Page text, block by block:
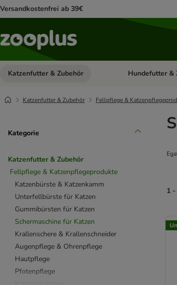
Versandkostenfrei ab 39€
Katzenfutter & Zubehör Kategorie-Menü
Hundefutter &
Katzenfutter & Zubehör Fellpflege &
Kategorie
Katzenfutter & Zubehör
Fellpflege & Katzenpflegeprodukte
Katzenbürste & Katzenkamm
Unterfellbürste für Katzen
Gummibürsten für Katzen
Schermaschine für Katzen
Krallenschere & Krallenschneider
Augenpflege & Ohrenpflege
Hautpflege
Pfotenpflege
1